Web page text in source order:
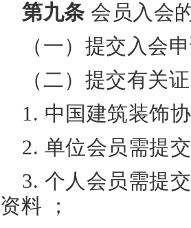
第九条会员入会
（一）提交入会
（二）提交有关
1. 中国建筑装饰
2. 单位会员需提
3. 个人会员需提
资料 ；